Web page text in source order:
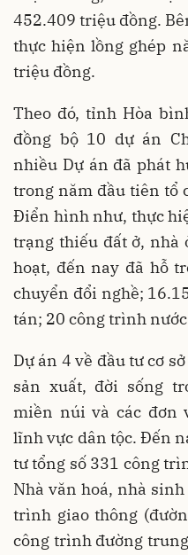
452.409 triệu đồng.
thực hiện lồng ghép
triệu đồng.
Theo đó, tỉnh Hòa
đồng bộ 10 dự án
nhiều Dự án đã phát
trong năm đầu tiên tổ
Điển hình như, thực
trạng thiếu đất ở, nhà
hoạt, đến nay đã hỗ
chuyển đổi nghề;
tán; 20 công trình
Dự án 4 về đầu tư cơ
sản xuất, đời sống
miền núi và các đơn
lĩnh vực dân tộc. Đến
tư tổng số 331 công
Nhà văn hoá, nhà
trình giao thông
công trình đường